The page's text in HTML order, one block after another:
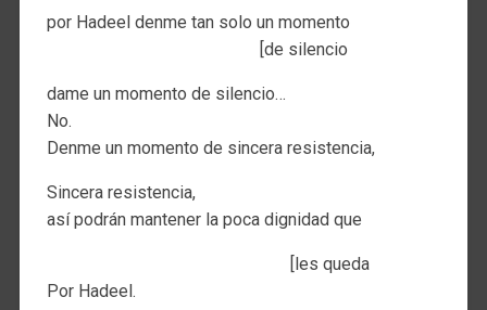
por Hadeel denme tan solo un momento
[de silencio
dame un momento de silencio…
No.
Denme un momento de sincera resistencia,
Sincera resistencia,
así podrán mantener la poca dignidad que
[les queda
Por Hadeel.